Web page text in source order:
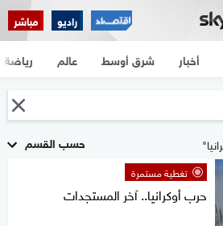
راديو مباشر
أخبار شرق أوسط عالم رياضة
حسب القسم
تغطية مستمرة
حرب أوكرانيا.. آخر المستجدات